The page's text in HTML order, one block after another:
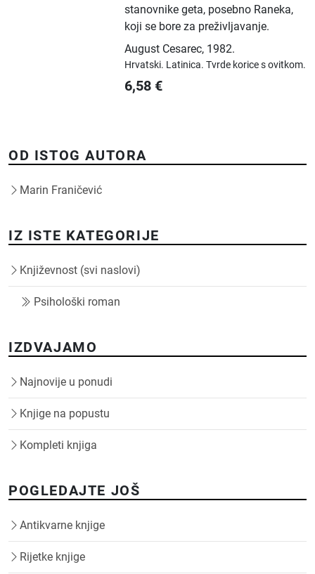
stanovnike geta, posebno Raneka,
koji se bore za preživljavanje.
August Cesarec, 1982.
Hrvatski. Latinica.Tvrde korice s ovitkom.
6,58 €
OD ISTOG AUTORA
Marin Franičević
IZ ISTE KATEGORIJE
Književnost (svi naslovi)
Psihološki roman
IZDVAJAMO
Najnovije u ponudi
Knjige na popustu
Kompleti knjiga
POGLEDAJTE JOŠ
Antikvarne knjige
Rijetke knjige